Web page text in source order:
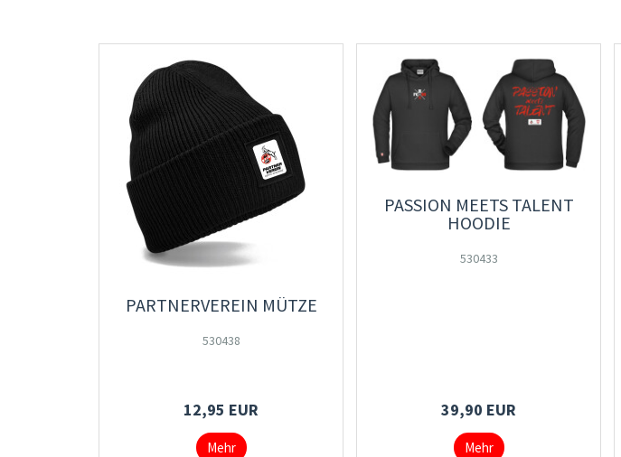
PARTNERVEREIN MÜTZE
530438
12,95 EUR
Mehr
PASSION MEETS TALENT
HOODIE
530433
39,90 EUR
Mehr